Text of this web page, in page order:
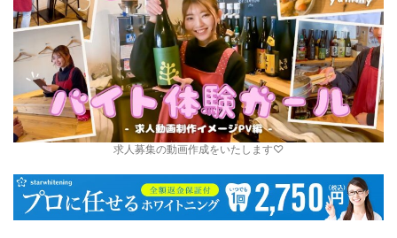
求人募集の動画作成をいたします♡